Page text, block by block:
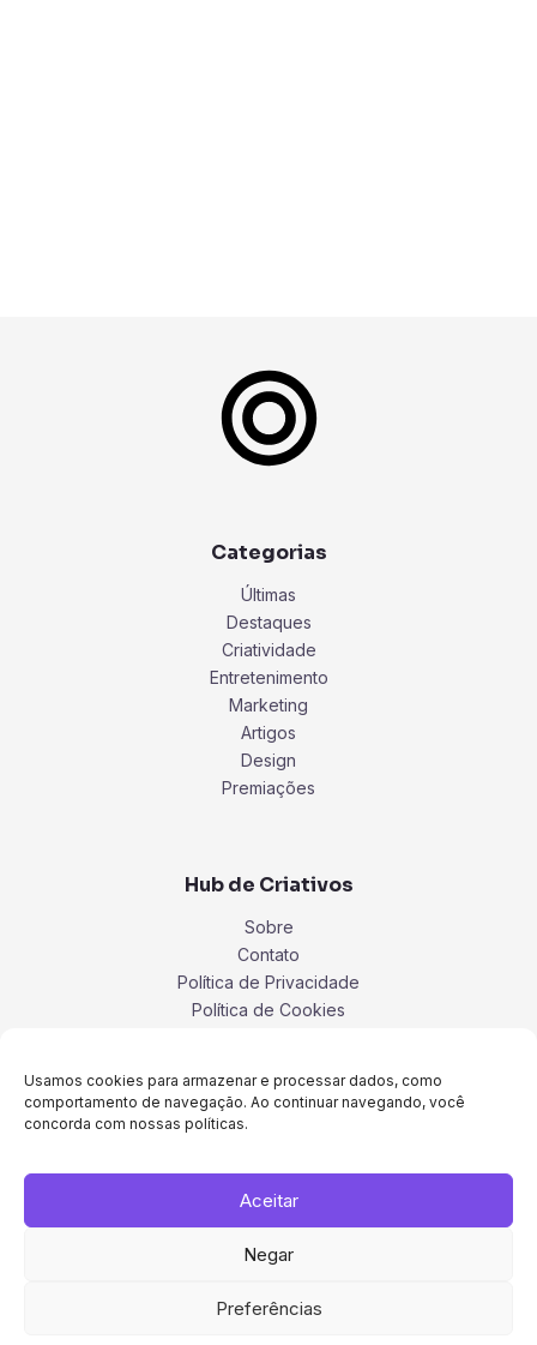
Usamos cookies para armazenar e processar dados, como
comportamento de navegação. Ao continuar navegando, você
concorda com nossas políticas.
Aceitar
Negar
Preferências
Categorias
Últimas
Destaques
Criatividade
Entretenimento
Marketing
Artigos
Design
Premiações
Hub de Criativos
Sobre
Contato
Política de Privacidade
Política de Cookies